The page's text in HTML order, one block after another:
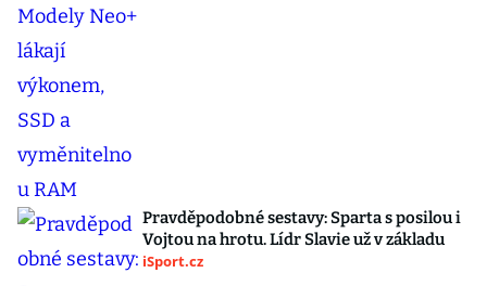
Pravděpodobné sestavy: Sparta s posilou i
Vojtou na hrotu. Lídr Slavie už v základu
iSport.cz